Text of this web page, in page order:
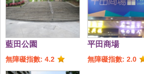
藍田公園
無障礙指數: 4.2
平田商場
無障礙指數: 2.0